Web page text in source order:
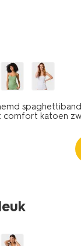
comfort katoen